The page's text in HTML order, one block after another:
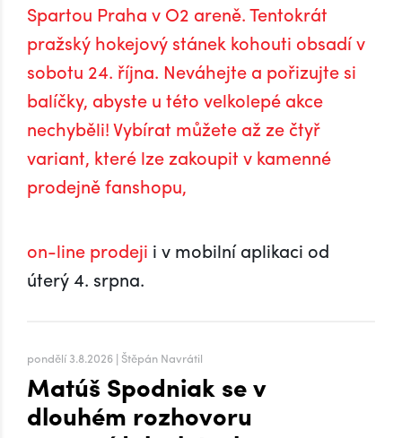
Spartou Praha v O2 areně. Tentokrát
pražský hokejový stánek kohouti obsadí v
sobotu 24. října. Neváhejte a pořizujte si
balíčky, abyste u této velkolepé akce
nechyběli! Vybírat můžete až ze čtyř
variant, které lze zakoupit v kamenné
prodejně fanshopu,
on-line prodeji i v mobilní aplikaci od
úterý 4. srpna.
pondělí 3.8.2026 | Štěpán Navrátil
Matúš Spodniak se v
dlouhém rozhovoru